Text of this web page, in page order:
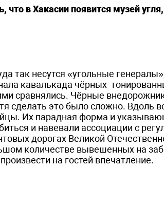
в Хакасии появится музей
так несутся «угольные
кавалькада чёрных
сравнялись. Чёрные
сделать это было сложно. Вдоль
Их парадная форма и
и навевали ассоциации с
дорогах Великой
количестве вывешенных на
на гостей впечатление.